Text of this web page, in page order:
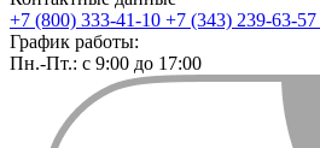
+7 (800) 333-41-10 +7 (343) 239-63-57
График работы:
Пн.-Пт.: с 9:00 до 17:00